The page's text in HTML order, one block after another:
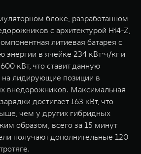
блоке, разработанном
с архитектурой Hi4-Z,
литиевая батарея с
энергии в ячейке 234 кВт⋅ч/кг и
кВт, что ставит данную
на лидирующие позиции в
внедорожников. Максимальная
достигает 163 кВт, что
чем у других гибридных
образом, всего за 15 минут
получают дополнительные 120